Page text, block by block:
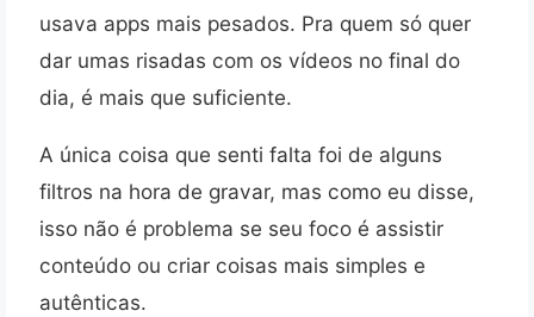
usava apps mais pesados. Pra quem só quer
dar umas risadas com os vídeos no final do
dia, é mais que suficiente.
A única coisa que senti falta foi de alguns
filtros na hora de gravar, mas como eu disse,
isso não é problema se seu foco é assistir
conteúdo ou criar coisas mais simples e
autênticas.